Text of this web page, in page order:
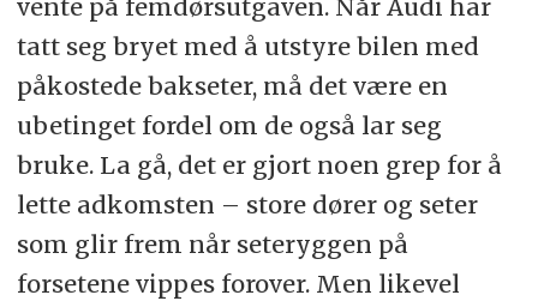
vente på femdørsutgaven. Når Audi har
tatt seg bryet med å utstyre bilen med
påkostede bakseter, må det være en
ubetinget fordel om de også lar seg
bruke. La gå, det er gjort noen grep for å
lette adkomsten – store dører og seter
som glir frem når seteryggen på
forsetene vippes forover. Men likevel